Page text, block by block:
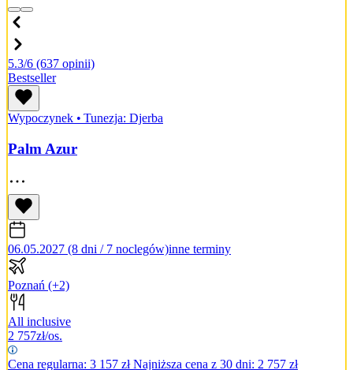
5.3/6 (637 opinii)
Bestseller
Wypoczynek • Tunezja: Djerba
Palm Azur
06.05.2027 (8 dni / 7 noclegów)inne terminy
Poznań (+2)
All inclusive
2 757zł/os.
Cena regularna: 3 157 złNajniższa cena z 30 dni: 2 757 zł